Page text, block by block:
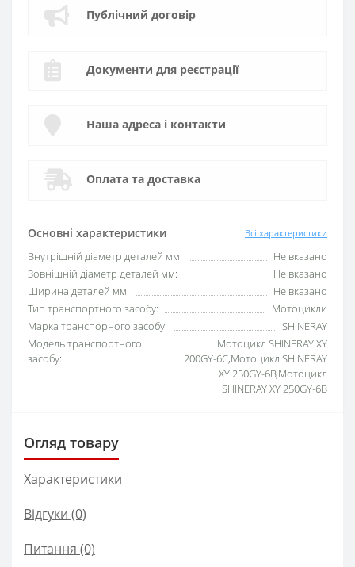
Основні характеристики Всі характеристики
Внутрішній діаметр деталей мм:
Не вказано
Зовнішній діаметр деталей мм:
Не вказано
Ширина деталей мм:
Не вказано
Тип транспортного засобу:
Мотоцикли
Марка транспорного засобу:
SHINERAY
Модель транспортного
засобу:
Мотоцикл SHINERAY XY
200GY-6C,Мотоцикл SHINERAY
XY 250GY-6B,Мотоцикл
SHINERAY XY 250GY-6B
Публічний договір
Документи для реєстрації
Наша адреса і контакти
Оплата та доставка
Огляд товару
Характеристики
Відгуки (0)
Питання (0)